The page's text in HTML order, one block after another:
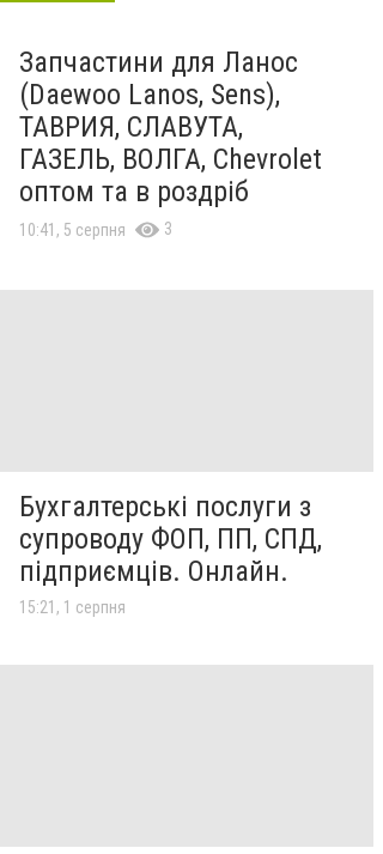
Запчастини для Ланос
(Daewoo Lanos, Sens),
ТАВРИЯ, СЛАВУТА,
ГАЗЕЛЬ, ВОЛГА, Chevrolet
оптом та в роздріб
10:41, 5 серпня 3
Бухгалтерські послуги з
супроводу ФОП, ПП, СПД,
підприємців. Онлайн.
15:21, 1 серпня